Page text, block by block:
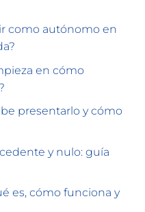
como autónomo en
en cómo
presentarlo y cómo
y nulo: guía
es, cómo funciona y